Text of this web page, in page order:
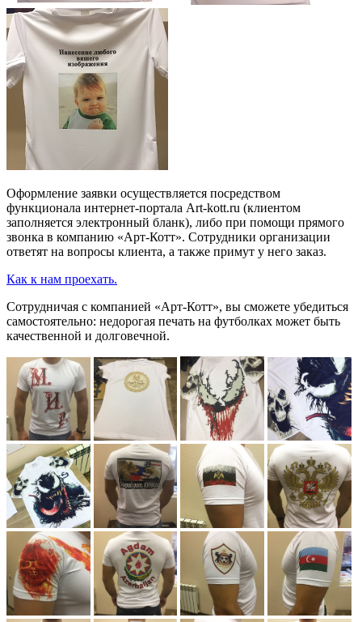
Оформление заявки осуществляется посредством
функционала интернет-портала Art-kott.ru (клиентом
заполняется электронный бланк), либо при помощи прямого
звонка в компанию «Арт-Котт». Сотрудники организации
ответят на вопросы клиента, а также примут у него заказ.
Как к нам проехать.
Сотрудничая с компанией «Арт-Котт», вы сможете убедиться
самостоятельно: недорогая печать на футболках может быть
качественной и долговечной.